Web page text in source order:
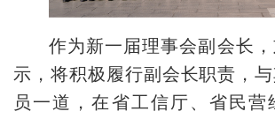
作为新一届理事会副会长
示，将积极履行副会长职责，
员一道，在省工信厅、省民营